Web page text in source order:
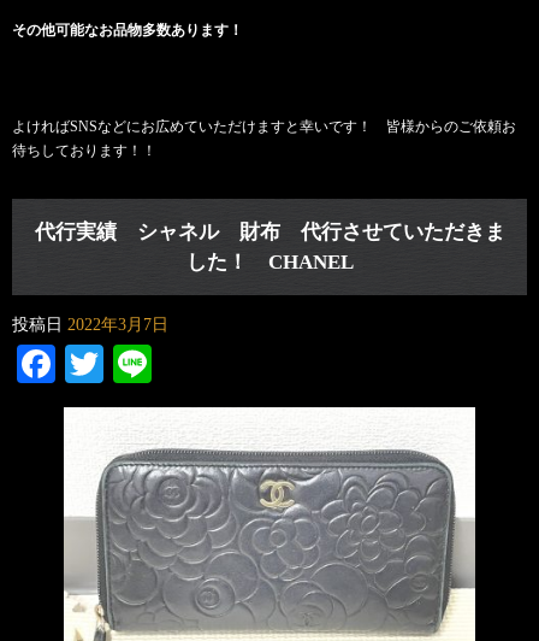
その他可能なお品物多数あります！
よければSNSなどにお広めていただけますと幸いです！ 皆様からのご依頼お
待ちしております！！
代行実績 シャネル 財布 代行させていただきま
した！ CHANEL
投稿日 2022年3月7日
Facebook
Twitter